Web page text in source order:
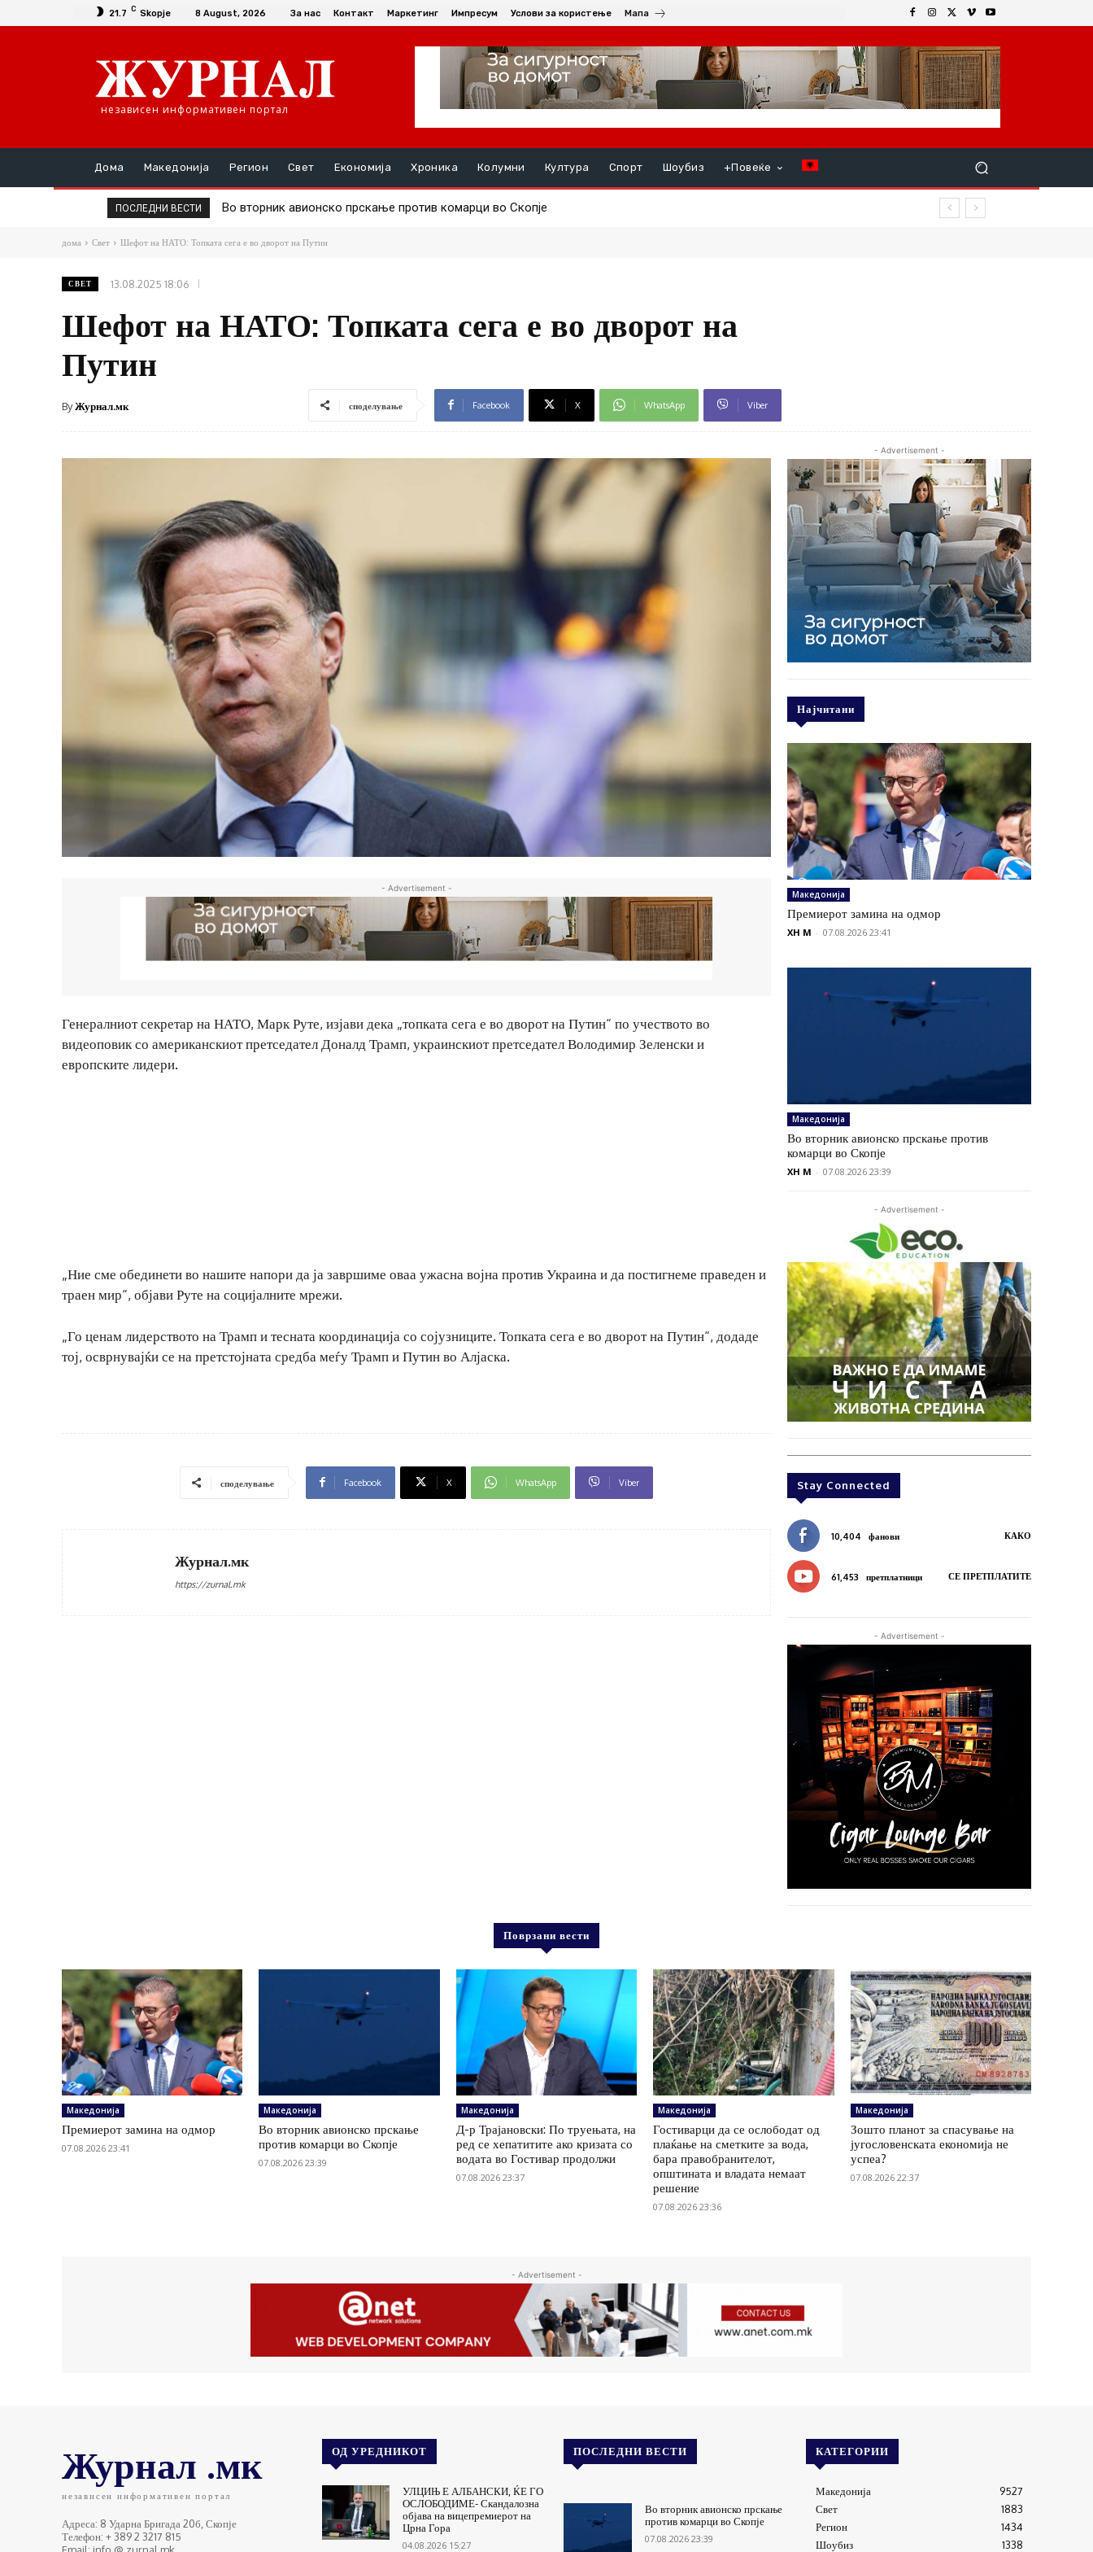
21.7 C Skopje 8 August, 2026 За нас Контакт Маркетинг Импресум Услови за користење Мапа
независен информативен портал
Дома Македонија Регион Свет Економија Хроника Колумни Култура Спорт Шоубиз +Повеќе
ПОСЛЕДНИ ВЕСТИ Во вторник авионско прскање против комарци во Скопје
Д-р Трајановски: По труењата, на ред се хепатитите ако кризата со водата во Гостивар продолжи
дома Свет Шефот на НАТО: Топката сега е во дворот на Путин
СВЕТ 13.08.2025 18:06
Шефот на НАТО: Топката сега е во дворот на
Путин
ByЖурнал.мк споделување Facebook X WhatsApp Viber
- Advertisement -
Генералниот секретар на НАТО, Марк Руте, изјави дека „топката сега е во дворот на Путин“ по учеството во
видеоповик со американскиот претседател Доналд Трамп, украинскиот претседател Володимир Зеленски и
европските лидери.
„Ние сме обединети во нашите напори да ја завршиме оваа ужасна војна против Украина и да постигнеме праведен и
траен мир“, објави Руте на социјалните мрежи.
„Го ценам лидерството на Трамп и тесната координација со сојузниците. Топката сега е во дворот на Путин“, додаде
тој, осврнувајќи се на претстојната средба меѓу Трамп и Путин во Алјаска.
споделување Facebook X WhatsApp Viber
Журнал.мк
https://zurnal.mk
- Advertisement -
Најчитани
Македонија
Премиерот замина на одмор
XH M - 07.08.2026 23:41
Македонија
Во вторник авионско прскање против
комарци во Скопје
XH M - 07.08.2026 23:39
- Advertisement -
Stay Connected
10,404 фанови КАКО
61,453 претплатници СЕ ПРЕТПЛАТИТЕ
- Advertisement -
Поврзани вести
Македонија
Премиерот замина на одмор
07.08.2026 23:41
Македонија
Во вторник авионско прскање
против комарци во Скопје
07.08.2026 23:39
Македонија
Д-р Трајановски: По труењата, на
ред се хепатитите ако кризата со
водата во Гостивар продолжи
07.08.2026 23:37
Македонија
Гостиварци да се ослободат од
плаќање на сметките за вода,
бара правобранителот,
општината и владата немаат
решение
07.08.2026 23:36
Македонија
Зошто планот за спасување на
југословенската економија не
успеа?
07.08.2026 22:37
- Advertisement -
Журнал .мк
независен информативен портал
Адреса: 8 Ударна Бригада 20б, Скопје
Телефон: + 389 2 3217 815
ОД УРЕДНИКОТ
УЛЦИЊ Е АЛБАНСКИ, ЌЕ ГО
ОСЛОБОДИМЕ- Скандалозна
објава на вицепремиерот на
Црна Гора
04.08.2026 15:27
ПОСЛЕДНИ ВЕСТИ
Во вторник авионско прскање
против комарци во Скопје
07.08.2026 23:39
КАТЕГОРИИ
Македонија
9527
Свет
1883
Регион
1434
Шоубиз
1338